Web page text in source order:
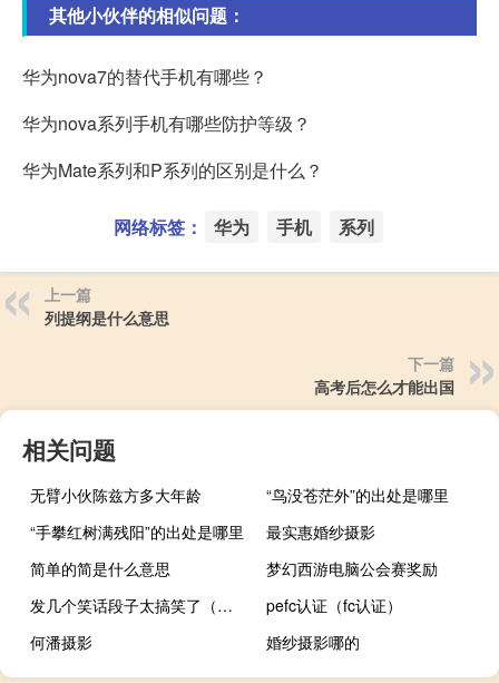
其他小伙伴的相似问题：
华为nova7的替代手机有哪些？
华为nova系列手机有哪些防护等级？
华为Mate系列和P系列的区别是什么？
网络标签： 华为 手机 系列
上一篇
列提纲是什么意思
下一篇
高考后怎么才能出国
相关问题
无臂小伙陈兹方多大年龄
“鸟没苍茫外”的出处是哪里
“手攀红树满残阳”的出处是哪里
最实惠婚纱摄影
简单的简是什么意思
梦幻西游电脑公会赛奖励
发几个笑话段子太搞笑了（发几个笑话段子 地域黑）
pefc认证（fc认证）
何潘摄影
婚纱摄影哪的